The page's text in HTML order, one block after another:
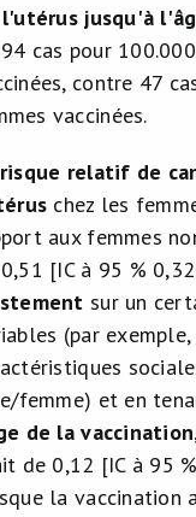
jusqu'à
cas pour
contre 47
vaccinées.
risque relatif de
chez les
aux femmes
[IC à 95 %
sur un
(par exemple,
femme) et en
de la vaccination
de 0,12 [IC à 95
la vaccination